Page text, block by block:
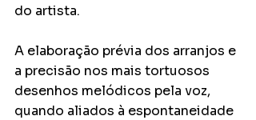
do artista.
A elaboração prévia dos arranjos e
a precisão nos mais tortuosos
desenhos melódicos pela voz,
quando aliados à espontaneidade